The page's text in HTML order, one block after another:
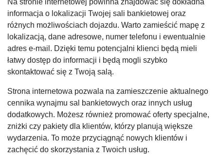
Na stronie internetowej powinna znajdować się dokładna
informacja o lokalizacji Twojej sali bankietowej oraz
różnych możliwościach dojazdu. Warto zamieścić mapę z
lokalizacją, dane adresowe, numer telefonu i ewentualnie
adres e-mail. Dzięki temu potencjalni klienci będą mieli
łatwy dostęp do informacji i będą mogli szybko
skontaktować się z Twoją salą.
Strona internetowa pozwala na zamieszczenie aktualnego
cennika wynajmu sal bankietowych oraz innych usług
dodatkowych. Możesz również promować oferty specjalne,
zniżki czy pakiety dla klientów, którzy planują większe
wydarzenia. To może przyciągnąć nowych klientów i
zachęcić do skorzystania z Twoich usług.